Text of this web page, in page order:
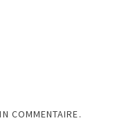
COMMENTAIRE.